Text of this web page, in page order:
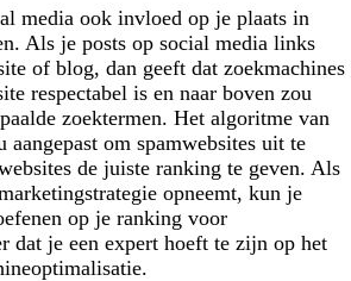
media ook invloed op je plaats in
Als je posts op social media links
of blog, dan geeft dat zoekmachines
respectabel is en naar boven zou
zoektermen. Het algoritme van
om spamwebsites uit te
de juiste ranking te geven. Als
opneemt, kun je
op je ranking voor
dat je een expert hoeft te zijn op het